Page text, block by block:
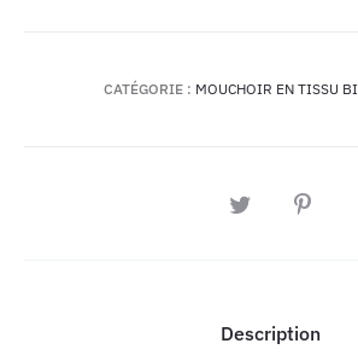
CATÉGORIE : MOUCHOIR EN TISSU
PARTAGER
Description